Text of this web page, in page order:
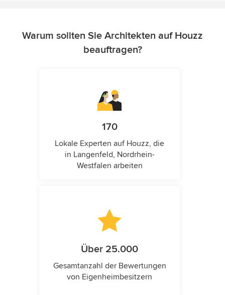
Warum sollten Sie Architekten auf Houzz
beauftragen?
170
Lokale Experten auf Houzz, die
in Langenfeld, Nordrhein-
Westfalen arbeiten
Über 25.000
Gesamtanzahl der Bewertungen
von Eigenheimbesitzern